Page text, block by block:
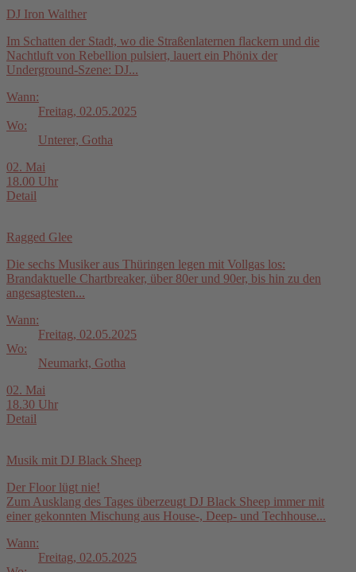
DJ Iron Walther
Im Schatten der Stadt, wo die Straßenlaternen flackern und die
Nachtluft von Rebellion pulsiert, lauert ein Phönix der
Underground-Szene: DJ...
Wann:
Freitag, 02.05.2025
Wo:
Unterer, Gotha
02. Mai
18.00 Uhr
Detail
Ragged Glee
Die sechs Musiker aus Thüringen legen mit Vollgas los:
Brandaktuelle Chartbreaker, über 80er und 90er, bis hin zu den
angesagtesten...
Wann:
Freitag, 02.05.2025
Wo:
Neumarkt, Gotha
02. Mai
18.30 Uhr
Detail
Musik mit DJ Black Sheep
Der Floor lügt nie!
Zum Ausklang des Tages überzeugt DJ Black Sheep immer mit
einer gekonnten Mischung aus House-, Deep- und Techhouse...
Wann:
Freitag, 02.05.2025